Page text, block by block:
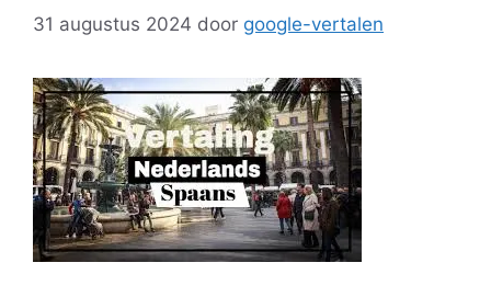
31 augustus 2024 door google-vertalen